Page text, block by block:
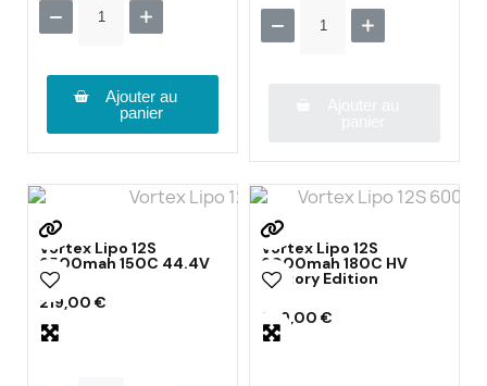
Ajouter au
panier
Vortex Lipo 12S
6500mah 150C 44.4V
219,00 €
Vortex Lipo 12S
6000mah 180C HV
Factory Edition
269,00 €